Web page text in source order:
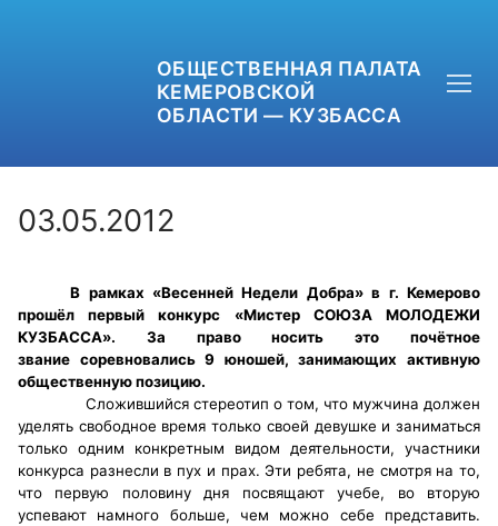
ОБЩЕСТВЕННАЯ ПАЛАТА
КЕМЕРОВСКОЙ
ОБЛАСТИ — КУЗБАССА
+7 (3842) 58-82-40
OPKO42@BK.RU
ОБРАТНАЯ СВЯЗЬ
03.05.2012
В рамках «Весенней Недели Добра» в г. Кемерово
прошёл первый конкурс «Мистер СОЮЗА МОЛОДЕЖИ
КУЗБАССА». За право носить это почётное
звание соревновались 9 юношей, занимающих активную
общественную позицию.
Сложившийся стереотип о том, что мужчина должен
уделять свободное время только своей девушке и заниматься
только одним конкретным видом деятельности, участники
конкурса разнесли в пух и прах. Эти ребята, не смотря на то,
что первую половину дня посвящают учебе, во вторую
успевают намного больше, чем можно себе представить.